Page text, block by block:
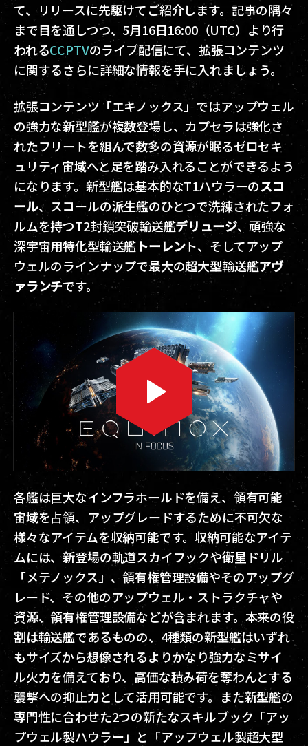
て、リリースに先駆けてご紹介します。記事の隅々
まで目を通しつつ、5月16日16:00（UTC）より行
われるCCPTVのライブ配信にて、拡張コンテンツ
に関するさらに詳細な情報を手に入れましょう。
拡張コンテンツ「エキノックス」ではアップウェル
の強力な新型艦が複数登場し、カプセラは強化さ
れたフリートを組んで数多の資源が眠るゼロセキ
ュリティ宙域へと足を踏み入れることができるよう
になります。新型艦は基本的なT1ハウラーのスコ
ール、スコールの派生艦のひとつで洗練されたフォ
ルムを持つT2封鎖突破輸送艦デリュージ、頑強な
深宇宙用特化型輸送艦トーレント、そしてアップ
ウェルのラインナップで最大の超大型輸送艦アヴ
ァランチです。
各艦は巨大なインフラホールドを備え、領有可能
宙域を占領、アップグレードするために不可欠な
様々なアイテムを収納可能です。収納可能なアイテ
ムには、新登場の軌道スカイフックや衛星ドリル
「メテノックス」、領有権管理設備やそのアップグ
レード、その他のアップウェル・ストラクチャや
資源、領有権管理設備などが含まれます。本来の役
割は輸送艦であるものの、4種類の新型艦はいずれ
もサイズから想像されるよりかなり強力なミサイ
ル火力を備えており、高価な積み荷を奪わんとする
襲撃への抑止力として活用可能です。また新型艦の
専門性に合わせた2つの新たなスキルブック「アッ
プウェル製ハウラー」と「アップウェル製超大型